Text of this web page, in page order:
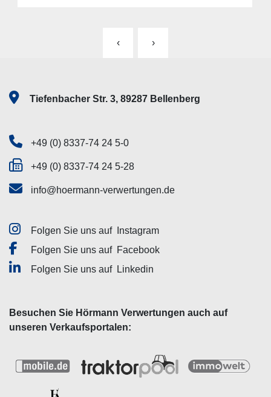
‹ ›
Tiefenbacher Str. 3, 89287 Bellenberg
+49 (0) 8337-74 24 5-0
+49 (0) 8337-74 24 5-28
info@hoermann-verwertungen.de
Folgen Sie uns auf
Instagram
Folgen Sie uns auf Facebook
Folgen Sie uns auf
Linkedin
Besuchen Sie Hörmann Verwertungen auch auf
unseren Verkaufsportalen: